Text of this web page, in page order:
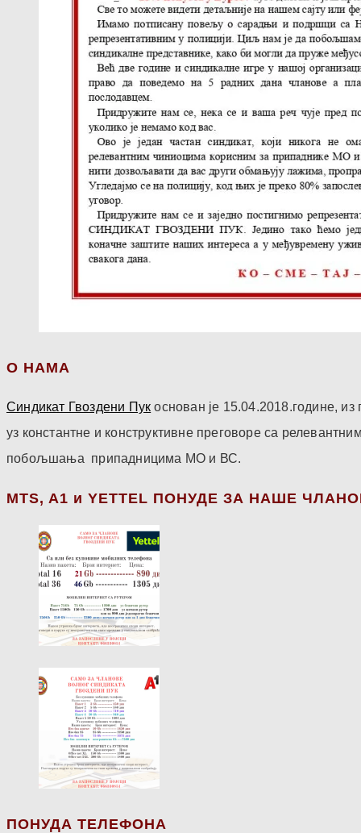
О НАМА
Синдикат Гвоздени Пук основан је 15.04.2018.године,
уз константне и конструктивне преговоре са
побољшања припадницима МО и ВС.
МТS, A1 и YETTEL ПОНУДЕ ЗА НАШЕ
ПОНУДА ТЕЛЕФОНА